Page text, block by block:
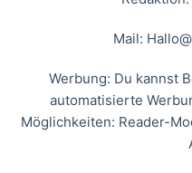
Mail:
Werbung: Du kannst
automatisierte
Möglichkeiten: Reader-